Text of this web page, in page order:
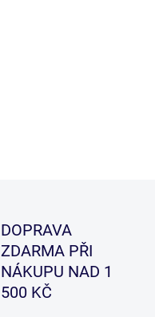
DOPRAVA
ZDARMA PŘI
NÁKUPU NAD 1
500 KČ